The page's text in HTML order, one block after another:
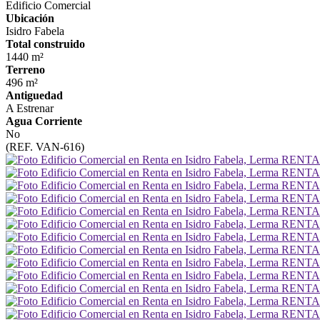
Edificio Comercial
Ubicación
Isidro Fabela
Total construido
1440 m²
Terreno
496 m²
Antiguedad
A Estrenar
Agua Corriente
No
(REF. VAN-616)